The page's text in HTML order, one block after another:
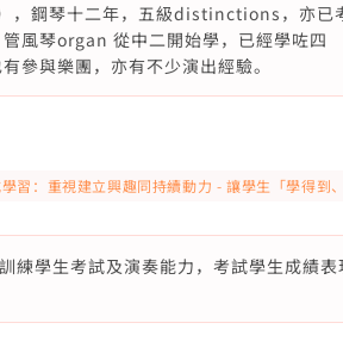
，鋼琴十二年，五級distinctions，亦已
風琴organ 從中二開始學，已經學咗四
參與樂團，亦有不少演出經驗。
：重視建立興趣同持續動力 - 讓學生「學得到
練學生考試及演奏能力，考試學生成績